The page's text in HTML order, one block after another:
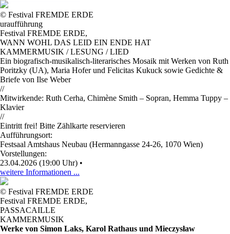
© Festival FREMDE ERDE
uraufführung
Festival FREMDE ERDE,
WANN WOHL DAS LEID EIN ENDE HAT
KAMMERMUSIK / LESUNG / LIED
Ein biografisch-musikalisch-literarisches Mosaik mit Werken von Ruth
Poritzky (UA), Maria Hofer und Felicitas Kukuck sowie Gedichte &
Briefe von Ilse Weber
//
Mitwirkende: Ruth Cerha, Chimène Smith – Sopran, Hemma Tuppy –
Klavier
//
Eintritt frei! Bitte Zählkarte reservieren
Aufführungsort:
Festsaal Amtshaus Neubau (Hermanngasse 24-26, 1070 Wien)
Vorstellungen:
23.04.2026 (19:00 Uhr) •
weitere Informationen ...
© Festival FREMDE ERDE
Festival FREMDE ERDE,
PASSACAILLE
KAMMERMUSIK
Werke von Simon Laks, Karol Rathaus und Mieczysław